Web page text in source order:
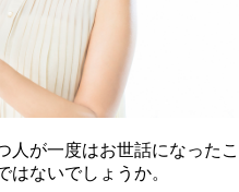
人が一度はお世話になったこ
はないでしょうか。